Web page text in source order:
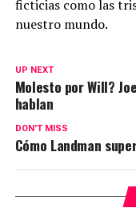
ficticias como las
nuestro mundo.
UP NEXT
Molesto por Will?
hablan
DON'T MISS
Cómo Landman